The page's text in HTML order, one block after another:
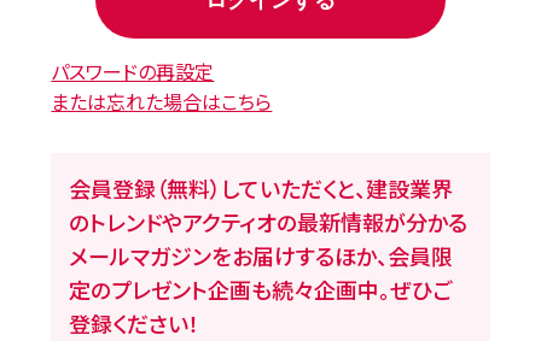
パスワードの再設定
または忘れた場合はこちら
会員登録（無料）していただくと、建設業界
のトレンドやアクティオの最新情報が分かる
メールマガジンをお届けするほか、会員限
定のプレゼント企画も続々企画中。ぜひご
登録ください！